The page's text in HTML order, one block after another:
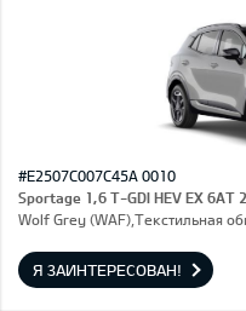
#E2507C007C45A 0010
Sportage 1,6 T-GDI HEV EX 6AT
Wolf Grey (WAF),Текстильная
Я ЗАИНТЕРЕСОВАН!